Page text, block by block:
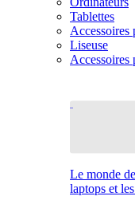
Tablettes
Accessoires
Liseuse
Accessoires
Le monde
laptops et